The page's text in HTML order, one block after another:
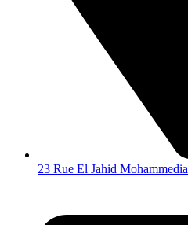
23 Rue El Jahid Mohammedia